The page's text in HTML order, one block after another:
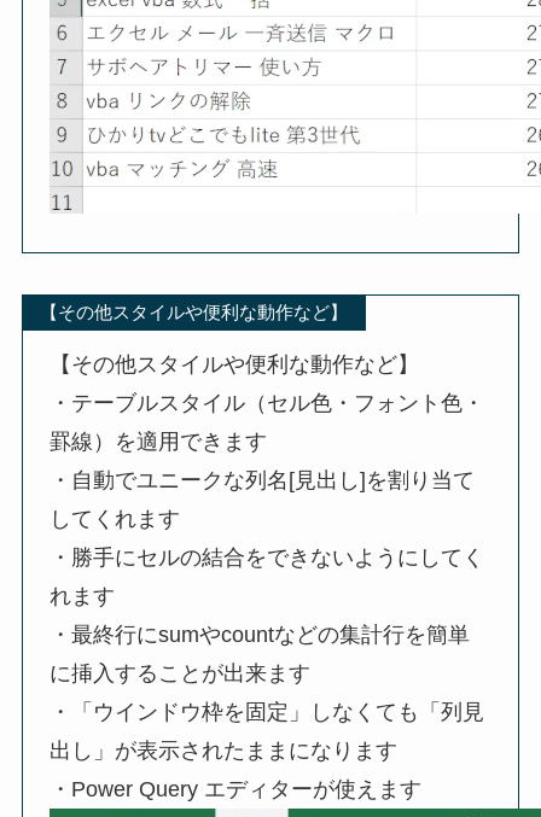
【その他スタイルや便利な動作など】
【その他スタイルや便利な動作など】
・テーブルスタイル（セル色・フォント色・
罫線）を適用できます
・自動でユニークな列名[見出し]を割り当て
してくれます
・勝手にセルの結合をできないようにしてく
れます
・最終行にsumやcountなどの集計行を簡単
に挿入することが出来ます
・「ウインドウ枠を固定」しなくても「列見
出し」が表示されたままになります
・Power Query エディターが使えます